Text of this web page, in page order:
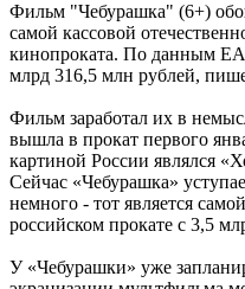
Фильм "Чебурашка" (6+)
самой кассовой
кинопроката. По данным
млрд 316,5 млн рублей,
Фильм заработал их в
вышла в прокат первого
картиной России являлся
Сейчас «Чебурашка»
немного - тот является
российском прокате с 3,5
У «Чебурашки» уже